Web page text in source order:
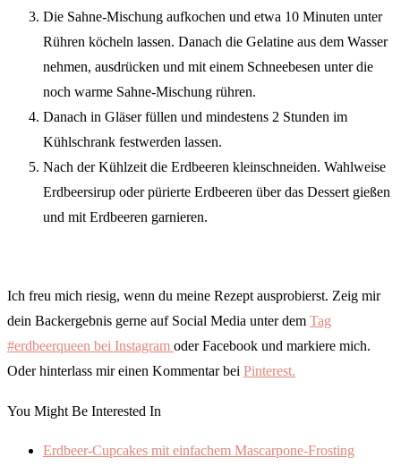
Die Sahne-Mischung aufkochen und etwa 10 Minuten unter
Rühren köcheln lassen. Danach die Gelatine aus dem Wasser
nehmen, ausdrücken und mit einem Schneebesen unter die
noch warme Sahne-Mischung rühren.
Danach in Gläser füllen und mindestens 2 Stunden im
Kühlschrank festwerden lassen.
Nach der Kühlzeit die Erdbeeren kleinschneiden. Wahlweise
Erdbeersirup oder pürierte Erdbeeren über das Dessert gießen
und mit Erdbeeren garnieren.
Ich freu mich riesig, wenn du meine Rezept ausprobierst. Zeig mir
dein Backergebnis gerne auf Social Media unter dem Tag
#erdbeerqueen bei Instagram oder Facebook und markiere mich.
Oder hinterlass mir einen Kommentar bei Pinterest.
You Might Be Interested In
Erdbeer-Cupcakes mit einfachem Mascarpone-Frosting